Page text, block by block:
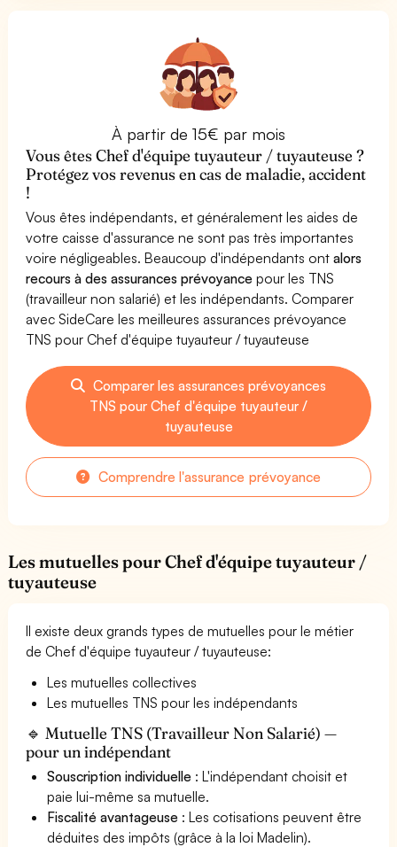
À partir de 15€ par mois
Vous êtes Chef d'équipe tuyauteur / tuyauteuse ?
Protégez vos revenus en cas de maladie, accident
!
Vous êtes indépendants, et généralement les aides de
votre caisse d'assurance ne sont pas très importantes
voire négligeables. Beaucoup d'indépendants ontalors
recours à des assurances prévoyance pour les TNS
(travailleur non salarié) et les indépendants. Comparer
avec SideCare les meilleures assurances prévoyance
TNS pour Chef d'équipe tuyauteur / tuyauteuse
Comparer les assurances prévoyances
TNS pour Chef d'équipe tuyauteur /
tuyauteuse
Comprendre l'assurance prévoyance
Les mutuelles pour Chef d'équipe tuyauteur /
tuyauteuse
Il existe deux grands types de mutuelles pour le métier
de Chef d'équipe tuyauteur / tuyauteuse:
Les mutuelles collectives
Les mutuelles TNS pour les indépendants
🔹 Mutuelle TNS (Travailleur Non Salarié) —
pour un indépendant
Souscription individuelle : L'indépendant choisit et
paie lui-même sa mutuelle.
Fiscalité avantageuse : Les cotisations peuvent être
déduites des impôts (grâce à la loi Madelin).